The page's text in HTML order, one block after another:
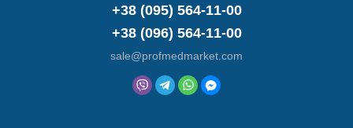
+38 (095) 564-11-00
+38 (096) 564-11-00
sale@profmedmarket.com